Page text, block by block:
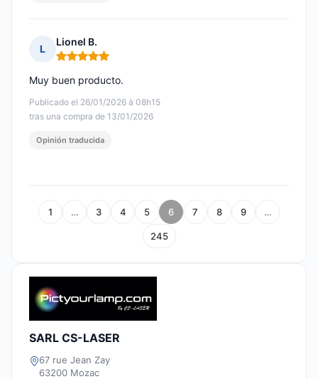
L
Lionel B.
Nota: 5 de 5
Publicado el 26/01/2026 à 08h15
tras una compra de 13/01/2026
Muy buen producto.
Opinión traducida
1 … 3 4 5 6 7 8 9 …
245
SARL CS-LASER
67 rue Jean Zay
63200 Mozac